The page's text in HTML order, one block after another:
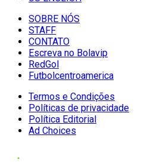
SOBRE NÓS
STAFF
CONTATO
Escreva no Bolavip
RedGol
Futbolcentroamerica
Termos e Condições
Políticas de privacidade
Política Editorial
Ad Choices